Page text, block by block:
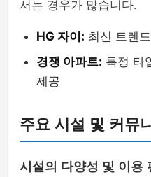
서는 경우가 많습니다.
HG 자이: 최신 트렌
경쟁 아파트: 특정 타
제공
주요 시설 및 커뮤
시설의 다양성 및 이용